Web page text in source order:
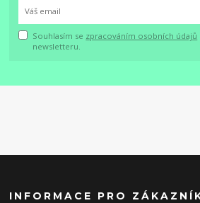
Souhlasím se zpracováním osobních údajů
newsletteru.
INFORMACE PRO